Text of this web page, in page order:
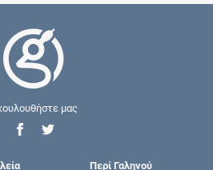
μας
Περί Γαληνού